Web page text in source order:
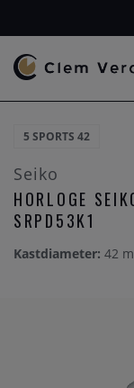
5 SPORTS 42
Seiko
HORLOGE
SRPD53K1
Kastdiameter: 42